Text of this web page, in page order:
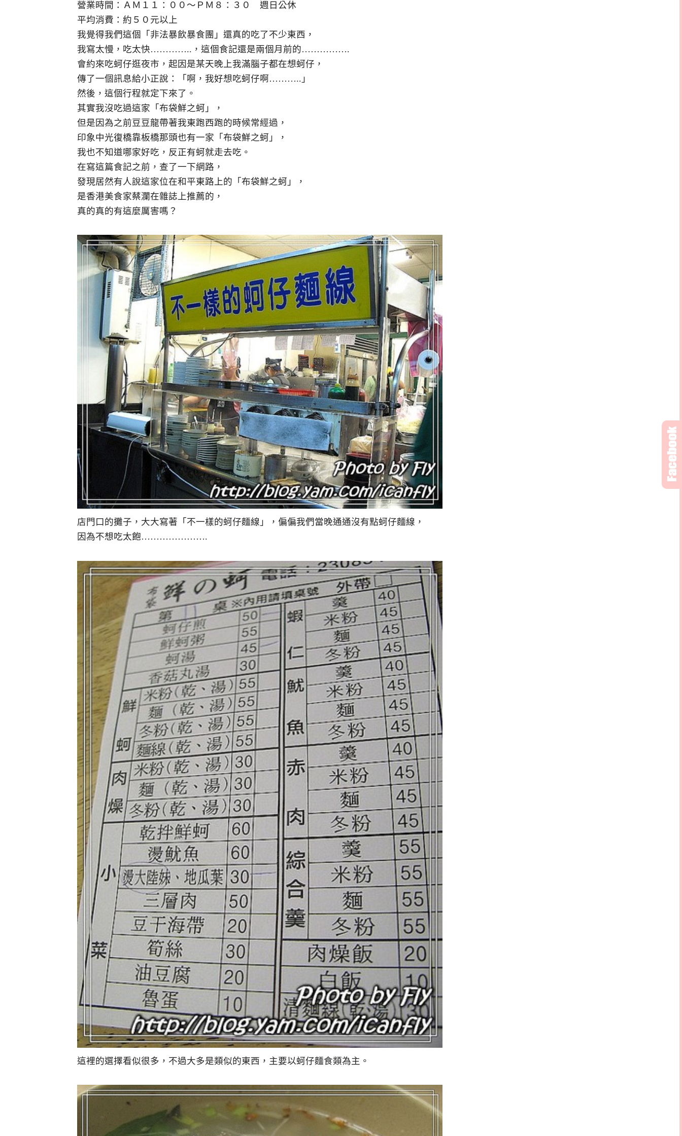
營業時間：ＡＭ１１：００～ＰＭ８：３０ 週日公休
平均消費：約５０元以上
我覺得我們這個「非法暴飲暴食團」還真的吃了不少東西，
我寫太慢，吃太快…………..，這個食記還是兩個月前的…………….
會約來吃蚵仔逛夜市，起因是某天晚上我滿腦子都在想蚵仔，
傳了一個訊息給小正說：「啊，我好想吃蚵仔啊………..」
然後，這個行程就定下來了。
其實我沒吃過這家「布袋鮮之蚵」，
但是因為之前豆豆龍帶著我東跑西跑的時候常經過，
印象中光復橋靠板橋那頭也有一家「布袋鮮之蚵」，
我也不知道哪家好吃，反正有蚵就走去吃。
在寫這篇食記之前，查了一下網路，
發現居然有人說這家位在和平東路上的「布袋鮮之蚵」，
是香港美食家蔡瀾在雜誌上推薦的，
真的真的有這麼厲害嗎？
店門口的攤子，大大寫著「不一樣的蚵仔麵線」，偏偏我們當晚通通沒有點蚵仔麵線，
因為不想吃太飽………………….
這裡的選擇看似很多，不過大多是類似的東西，主要以蚵仔麵食類為主。